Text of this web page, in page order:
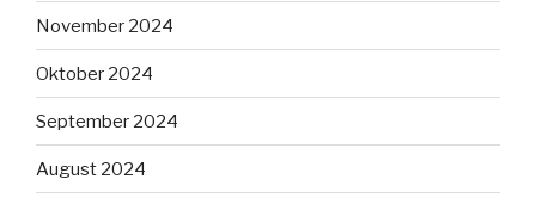
November 2024
Oktober 2024
September 2024
August 2024